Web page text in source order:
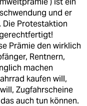
und er
Die Protestaktion
Prämie den wirklich
Rentnern,
machen
kaufen will,
Zugfahrscheine
auch tun können.